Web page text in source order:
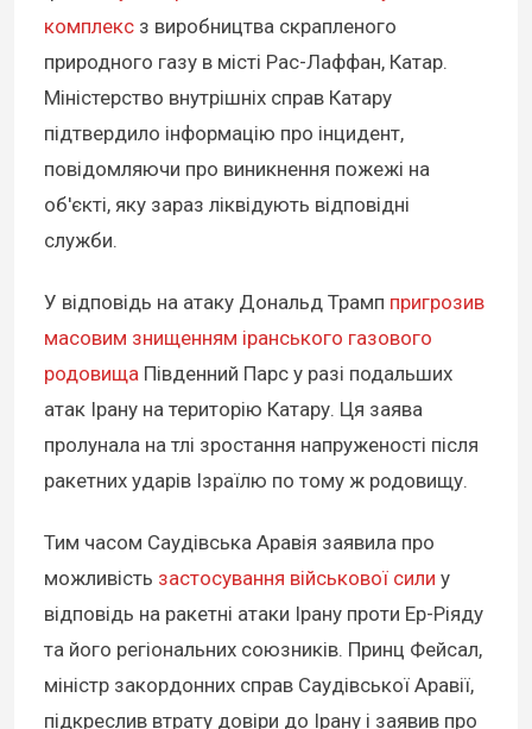
комплекс з виробництва скрапленого
природного газу в місті Рас-Лаффан, Катар.
Міністерство внутрішніх справ Катару
підтвердило інформацію про інцидент,
повідомляючи про виникнення пожежі на
об'єкті, яку зараз ліквідують відповідні
служби.
У відповідь на атаку Дональд Трамп пригрозив
масовим знищенням іранського газового
родовища Південний Парс у разі подальших
атак Ірану на територію Катару. Ця заява
пролунала на тлі зростання напруженості після
ракетних ударів Ізраїлю по тому ж родовищу.
Тим часом Саудівська Аравія заявила про
можливість застосування військової сили у
відповідь на ракетні атаки Ірану проти Ер-Ріяду
та його регіональних союзників. Принц Фейсал,
міністр закордонних справ Саудівської Аравії,
підкреслив втрату довіри до Ірану і заявив про